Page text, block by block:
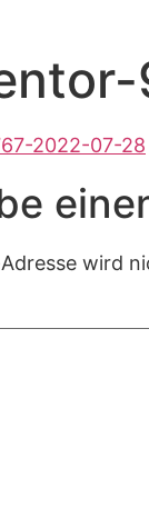
2022-07-28
wird